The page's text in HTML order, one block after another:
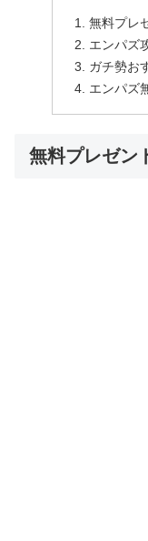
無料プレ
エンパズ
ガチ勢お
エンパズ
無料プレゼン